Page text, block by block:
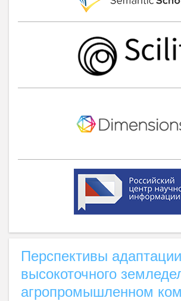
Перспективы адаптации
высокоточного
агропромышленном